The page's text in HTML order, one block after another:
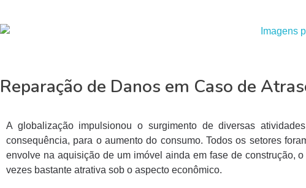
Reparação de Danos em Caso de
A globalização impulsionou o surgimento de diversas
consequência, para o aumento do consumo. Todos os setores
envolve na aquisição de um imóvel ainda em fase de construção,
vezes bastante atrativa sob o aspecto econômico.